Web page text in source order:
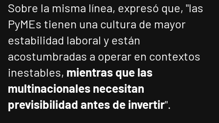
Sobre la misma línea, expresó que, "las
PyMEs tienen una cultura de mayor
estabilidad laboral y están
acostumbradas a operar en contextos
inestables, mientras que las
multinacionales necesitan
previsibilidad antes de invertir".